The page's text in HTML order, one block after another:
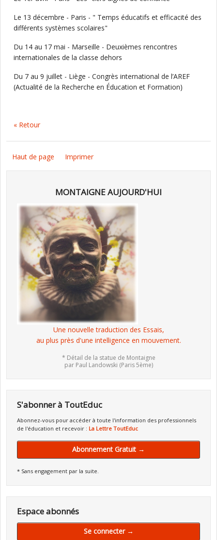
Le 13 décembre - Paris - " Temps éducatifs et efficacité des
différents systèmes scolaires"
Du 14 au 17 mai - Marseille - Deuxièmes rencontres
internationales de la classe dehors
Du 7 au 9 juillet - Liège - Congrès international de l’AREF
(Actualité de la Recherche en Éducation et Formation)
« Retour
Haut de page Imprimer
MONTAIGNE AUJOURD'HUI
Une nouvelle traduction des Essais,
au plus près d'une intelligence en mouvement.
* Détail de la statue de Montaigne
par Paul Landowski (Paris 5ème)
S'abonner à ToutEduc
Abonnez-vous pour accéder à toute l'information des professionnels
de l'éducation et recevoir : La Lettre ToutEduc
Abonnement Gratuit →
* Sans engagement par la suite.
Espace abonnés
Se connecter →